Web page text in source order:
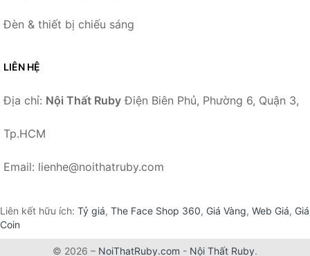
Đèn & thiết bị chiếu sáng
LIÊN HỆ
Địa chỉ: Nội Thất Ruby Điện Biên Phủ, Phường 6, Quận 3,
Tp.HCM
Email: lienhe@noithatruby.com
Liên kết hữu ích: Tỷ giá, The Face Shop 360, Giá Vàng, Web Giá, Giá
Coin
© 2026 – NoiThatRuby.com - Nội Thất Ruby.